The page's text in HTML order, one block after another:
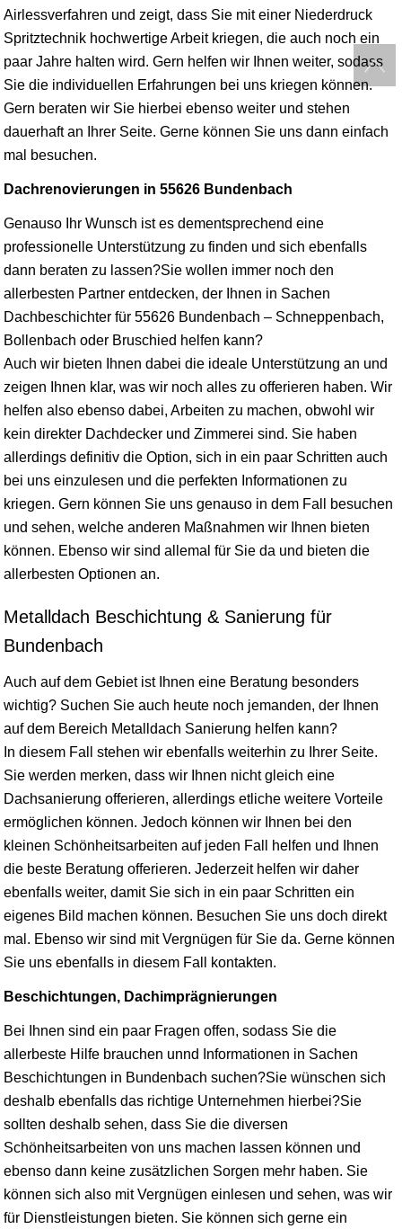
Airlessverfahren und zeigt, dass Sie mit einer Niederdruck
Spritztechnik hochwertige Arbeit kriegen, die auch noch ein
paar Jahre halten wird. Gern helfen wir Ihnen weiter, sodass
Sie die individuellen Erfahrungen bei uns kriegen können.
Gern beraten wir Sie hierbei ebenso weiter und stehen
dauerhaft an Ihrer Seite. Gerne können Sie uns dann einfach
mal besuchen.
Dachrenovierungen in 55626 Bundenbach
Genauso Ihr Wunsch ist es dementsprechend eine
professionelle Unterstützung zu finden und sich ebenfalls
dann beraten zu lassen?Sie wollen immer noch den
allerbesten Partner entdecken, der Ihnen in Sachen
Dachbeschichter für 55626 Bundenbach – Schneppenbach,
Bollenbach oder Bruschied helfen kann?
Auch wir bieten Ihnen dabei die ideale Unterstützung an und
zeigen Ihnen klar, was wir noch alles zu offerieren haben. Wir
helfen also ebenso dabei, Arbeiten zu machen, obwohl wir
kein direkter Dachdecker und Zimmerei sind. Sie haben
allerdings definitiv die Option, sich in ein paar Schritten auch
bei uns einzulesen und die perfekten Informationen zu
kriegen. Gern können Sie uns genauso in dem Fall besuchen
und sehen, welche anderen Maßnahmen wir Ihnen bieten
können. Ebenso wir sind allemal für Sie da und bieten die
allerbesten Optionen an.
Metalldach Beschichtung & Sanierung für
Bundenbach
Auch auf dem Gebiet ist Ihnen eine Beratung besonders
wichtig? Suchen Sie auch heute noch jemanden, der Ihnen
auf dem Bereich Metalldach Sanierung helfen kann?
In diesem Fall stehen wir ebenfalls weiterhin zu Ihrer Seite.
Sie werden merken, dass wir Ihnen nicht gleich eine
Dachsanierung offerieren, allerdings etliche weitere Vorteile
ermöglichen können. Jedoch können wir Ihnen bei den
kleinen Schönheitsarbeiten auf jeden Fall helfen und Ihnen
die beste Beratung offerieren. Jederzeit helfen wir daher
ebenfalls weiter, damit Sie sich in ein paar Schritten ein
eigenes Bild machen können. Besuchen Sie uns doch direkt
mal. Ebenso wir sind mit Vergnügen für Sie da. Gerne können
Sie uns ebenfalls in diesem Fall kontakten.
Beschichtungen, Dachimprägnierungen
Bei Ihnen sind ein paar Fragen offen, sodass Sie die
allerbeste Hilfe brauchen unnd Informationen in Sachen
Beschichtungen in Bundenbach suchen?Sie wünschen sich
deshalb ebenfalls das richtige Unternehmen hierbei?Sie
sollten deshalb sehen, dass Sie die diversen
Schönheitsarbeiten von uns machen lassen können und
ebenso dann keine zusätzlichen Sorgen mehr haben. Sie
können sich also mit Vergnügen einlesen und sehen, was wir
für Dienstleistungen bieten. Sie können sich gerne ein